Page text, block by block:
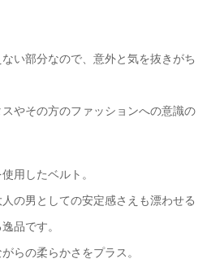
い部分なので、意外と気を抜きがち
やその方のファッションへの意識の
用したベルト。
の男としての安定感さえも漂わせる
品です。
らの柔らかさをプラス。